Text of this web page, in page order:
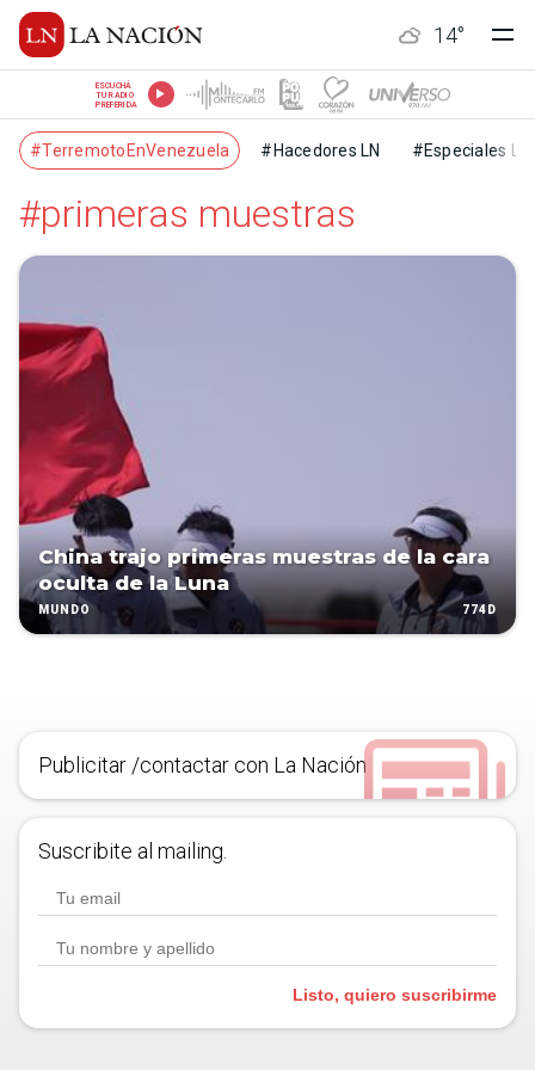
14°
ESCUCHÁ
TU RADIO
PREFERIDA
#TerremotoEnVenezuela #Hacedores LN #Especiales LN
#primeras muestras
China trajo primeras muestras de la cara
oculta de la Luna
MUNDO 774D
Publicitar /contactar con La Nación
Suscribite al mailing.
Listo, quiero suscribirme